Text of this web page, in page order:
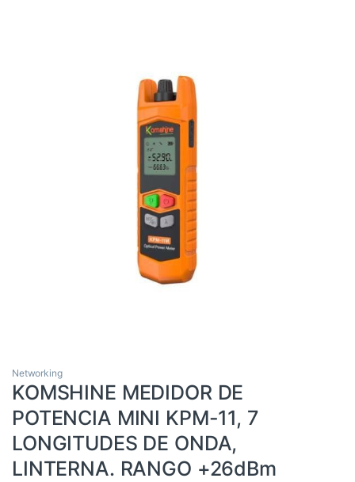
Networking
KOMSHINE MEDIDOR DE
POTENCIA MINI KPM-11, 7
LONGITUDES DE ONDA,
LINTERNA. RANGO +26dBm